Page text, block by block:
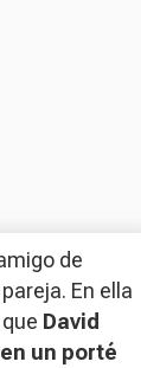
de
En ella
David
un porté